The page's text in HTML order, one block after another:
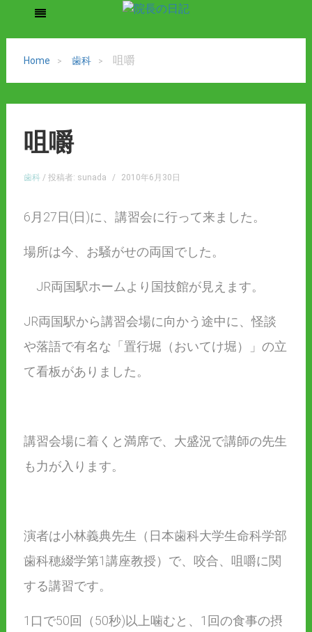
Home 歯科 咀嚼
咀嚼
歯科/ 投稿者: sunada / 2010年6月30日
6月27日(日)に、講習会に行って来ました。
場所は今、お騒がせの両国でした。
JR両国駅ホームより国技館が見えます。
JR両国駅から講習会場に向かう途中に、怪談
や落語で有名な「置行堀（おいてけ堀）」の立
て看板がありました。
講習会場に着くと満席で、大盛況で講師の先生
も力が入ります。
演者は小林義典先生（日本歯科大学生命科学部
歯科穂綴学第1講座教授）で、咬合、咀嚼に関
する講習です。
1口で50回（50秒)以上噛むと、1回の食事の摂